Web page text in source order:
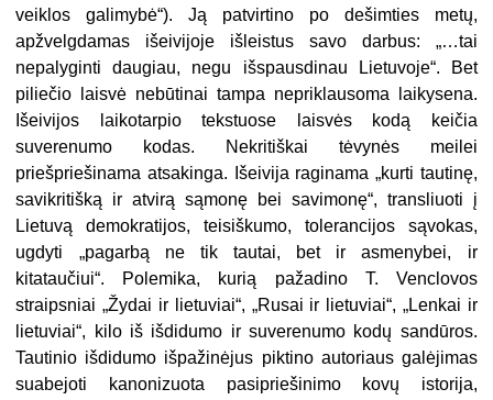
veiklos galimybė“). Ją patvirtino po dešimties metų,
apžvelgdamas išeivijoje išleistus savo darbus: „…tai
nepalyginti daugiau, negu išspausdinau Lietuvoje“. Bet
piliečio laisvė nebūtinai tampa nepriklausoma laikysena.
Išeivijos laikotarpio tekstuose laisvės kodą keičia
suverenumo kodas. Nekritiškai tėvynės meilei
priešpriešinama atsakinga. Išeivija raginama „kurti tautinę,
savikritišką ir atvirą sąmonę bei savimonę“, transliuoti į
Lietuvą demokratijos, teisiškumo, tolerancijos sąvokas,
ugdyti „pagarbą ne tik tautai, bet ir asmenybei, ir
kitataučiui“. Polemika, kurią pažadino T. Venclovos
straipsniai „Žydai ir lietuviai“, „Rusai ir lietuviai“, „Lenkai ir
lietuviai“, kilo iš išdidumo ir suverenumo kodų sandūros.
Tautinio išdidumo išpažinėjus piktino autoriaus galėji­mas
suabejoti kanonizuota pasipriešinimo kovų istorija,